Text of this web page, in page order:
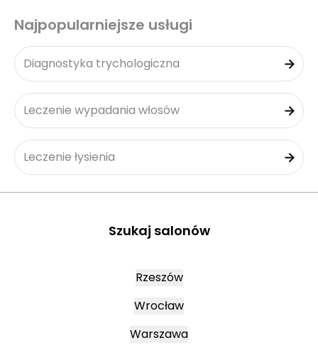
Najpopularniejsze usługi
Diagnostyka trychologiczna
Leczenie wypadania włosów
Leczenie łysienia
Szukaj salonów
Rzeszów
Wrocław
Warszawa